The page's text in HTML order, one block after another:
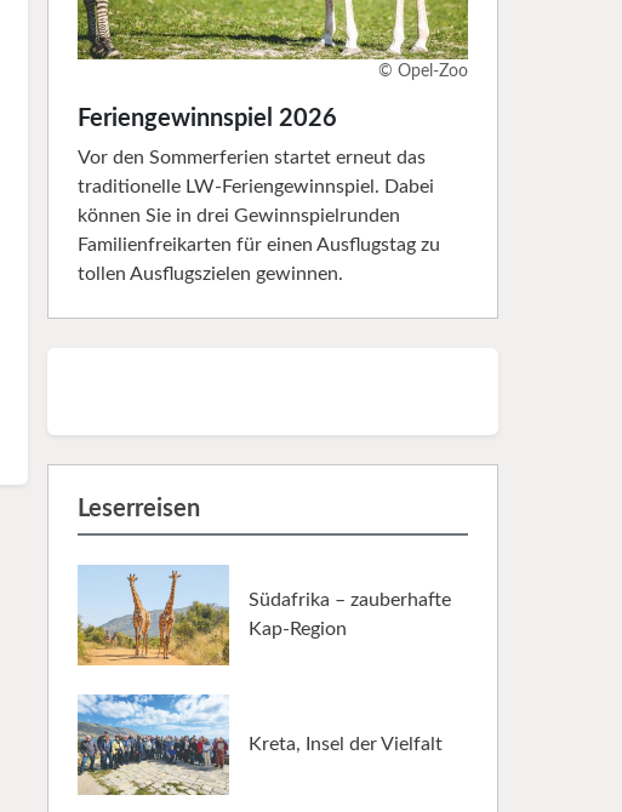
© Opel-Zoo
Feriengewinnspiel 2026
Vor den Sommerferien startet erneut das
traditionelle LW-Feriengewinnspiel. Dabei
können Sie in drei Gewinnspielrunden
Familienfreikarten für einen Ausflugstag zu
tollen Ausflugszielen gewinnen.
Leserreisen
Südafrika – zauberhafte
Kap-Region
Kreta, Insel der Vielfalt